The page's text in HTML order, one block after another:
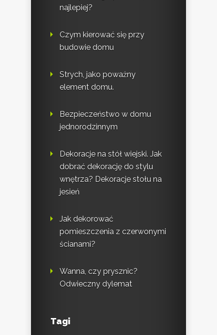
najlepiej?
Czym kierować się przy
budowie domu
Strych, jako poważny
element domu.
Bezpieczeństwo w domu
jednorodzinnym
Dekoracje na stół wiejski. Jak
dobrać dekorację do stylu
wnętrza? Dekoracje stołu na
jesień
Jak dekorować
pomieszczenia z czerwonymi
ścianami?
Wanna, czy prysznic?
Odwieczny dylemat
Tagi